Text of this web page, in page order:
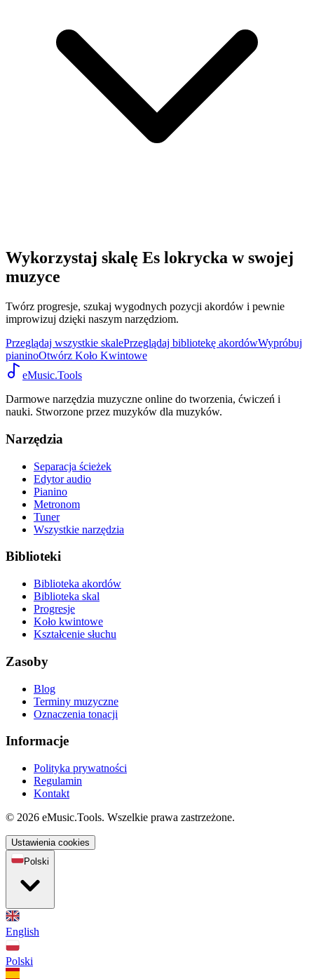
Wykorzystaj skalę Es lokrycka w swojej
muzyce
Twórz progresje, szukaj wygodnych pozycji akordów i pewnie
improwizuj dzięki naszym narzędziom.
Przeglądaj wszystkie skalePrzeglądaj bibliotekę akordówWypróbuj
pianinoOtwórz Koło Kwintowe
eMusic.Tools
Darmowe narzędzia muzyczne online do tworzenia, ćwiczeń i
nauki. Stworzone przez muzyków dla muzyków.
Narzędzia
Separacja ścieżek
Edytor audio
Pianino
Metronom
Tuner
Wszystkie narzędzia
Biblioteki
Biblioteka akordów
Biblioteka skal
Progresje
Koło kwintowe
Kształcenie słuchu
Zasoby
Blog
Terminy muzyczne
Oznaczenia tonacji
Informacje
Polityka prywatności
Regulamin
Kontakt
© 2026 eMusic.Tools. Wszelkie prawa zastrzeżone.
Ustawienia cookies
Polski
English
Polski